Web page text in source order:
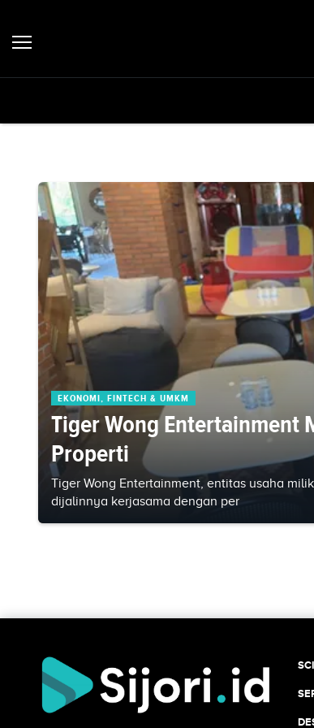
EKONOMI, FINTECH & UMKM
Tiger Wong Entertainment
Properti
Tiger Wong Entertainment, entitas usaha
dijalinnya kerjasama dengan per